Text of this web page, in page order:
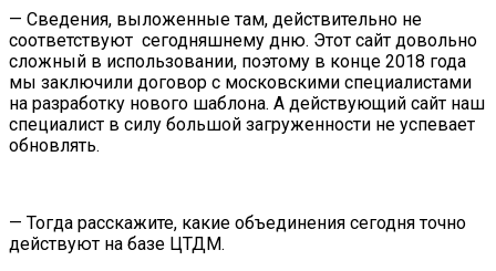
— Сведения, выложенные там, действительно не
соответствуют сегодняшнему дню. Этот сайт довольно
сложный в использовании, поэтому в конце 2018 года
мы заключили договор с московскими специалистами
на разработку нового шаблона. А действующий сайт наш
специалист в силу большой загруженности не успевает
обновлять.
— Тогда расскажите, какие объединения сегодня точно
действуют на базе ЦТДМ.